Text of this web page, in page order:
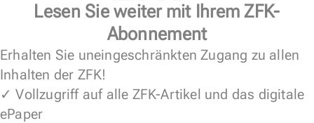
Lesen Sie weiter mit Ihrem ZFK-
Abonnement
Erhalten Sie uneingeschränkten Zugang zu allen
Inhalten der ZFK!
✓ Vollzugriff auf alle ZFK-Artikel und das digitale
ePaper